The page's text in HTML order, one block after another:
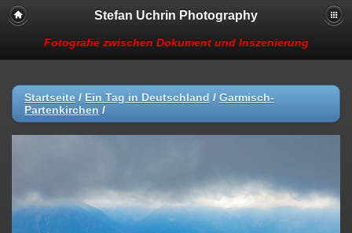
Stefan Uchrin Photography
Fotografie zwischen Dokument und Inszenierung
Startseite / Ein Tag in Deutschland / Garmisch-
Partenkirchen /